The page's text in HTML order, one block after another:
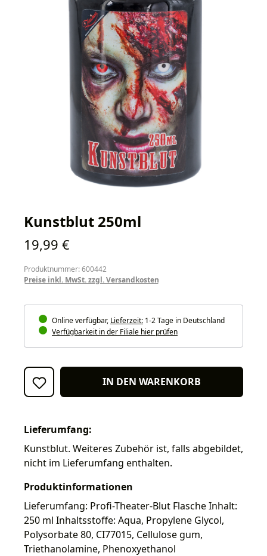
Kunstblut 250ml
Regulärer Preis:
19,99 €
Produktnummer: 600442
Preise inkl. MwSt. zzgl. Versandkosten
Online verfügbar, Lieferzeit: 1-2 Tage in Deutschland
Verfügbarkeit in der Filiale hier prüfen
IN DEN WARENKORB
Lieferumfang:
Kunstblut. Weiteres Zubehör ist, falls abgebildet,
nicht im Lieferumfang enthalten.
Produktinformationen
Lieferumfang: Profi-Theater-Blut Flasche Inhalt:
250 ml Inhaltsstoffe: Aqua, Propylene Glycol,
Polysorbate 80, CI77015, Cellulose gum,
Triethanolamine, Phenoxyethanol